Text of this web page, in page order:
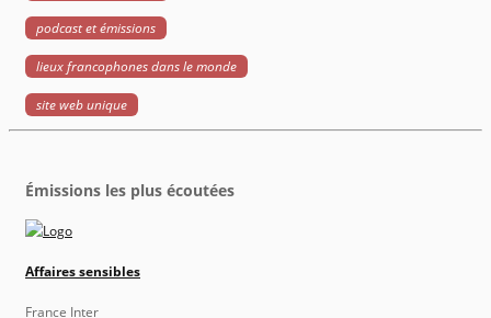
podcast et émissions
lieux francophones dans le monde
site web unique
Émissions les plus écoutées
Affaires sensibles
France Inter